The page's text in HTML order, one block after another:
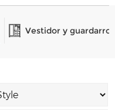
Vestidor y